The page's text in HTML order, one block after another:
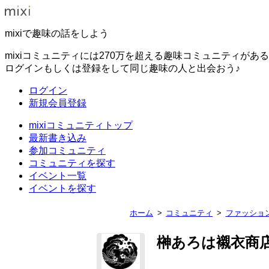
mixiで趣味の話をしよう
mixiコミュニティには270万を超える趣味コミュニティがある
ログインもしくは登録をして同じ趣味の人と出会おう♪
ログイン
新規会員登録
mixiコミュニティトップ
最新書き込み
参加コミュニティ
コミュニティを探す
イベント一覧
イベントを探す
ホーム コミュニティ ファッショ
榊あろは襯衣商